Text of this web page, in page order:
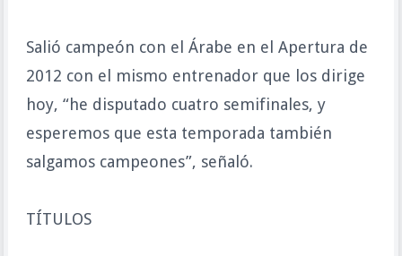
Salió campeón con el Árabe en el Apertura de
2012 con el mismo entrenador que los dirige
hoy, “he disputado cuatro semifinales, y
esperemos que esta temporada también
salgamos campeones”, señaló.
TÍTULOS